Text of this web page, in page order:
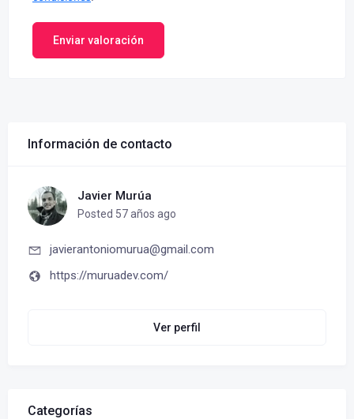
Enviar valoración
Información de contacto
Javier Murúa
Posted 57 años ago
javierantoniomurua@gmail.com
https://muruadev.com/
Ver perfil
Categorías